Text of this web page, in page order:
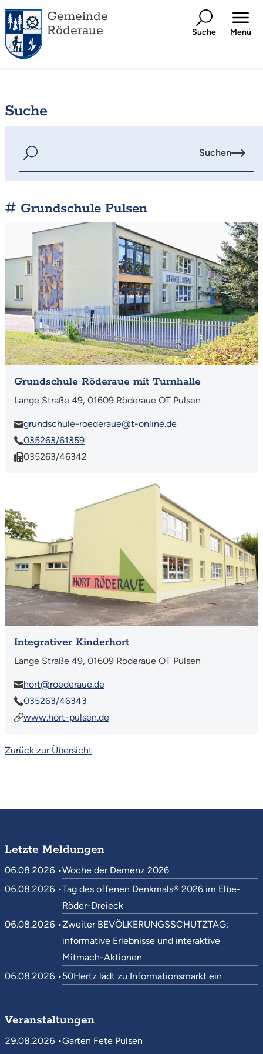
Gemeinde
Röderaue
Suche Menü
Suche
Suchen
Grundschule Pulsen
Grundschule Röderaue mit Turnhalle
Lange Straße 49, 01609 Röderaue OT Pulsen
grundschule-roederaue@t-online.de
035263/61359
035263/46342
Integrativer Kinderhort
Lange Straße 49, 01609 Röderaue OT Pulsen
hort@roederaue.de
035263/46343
www.hort-pulsen.de
Zurück zur Übersicht
Letzte Meldungen
06.08.2026 •Woche der Demenz 2026
06.08.2026 •Tag des offenen Denkmals® 2026 im Elbe-
Röder-Dreieck
06.08.2026 •Zweiter BEVÖLKERUNGSSCHUTZTAG:
informative Erlebnisse und interaktive
Mitmach-Aktionen
06.08.2026 •50Hertz lädt zu Informationsmarkt ein
Veranstaltungen
29.08.2026 •Garten Fete Pulsen